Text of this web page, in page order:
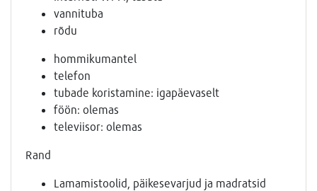
vannituba
rõdu
hommikumantel
telefon
tubade koristamine: igapäevaselt
föön: olemas
televiisor: olemas
Rand
Lamamistoolid, päikesevarjud ja madratsid